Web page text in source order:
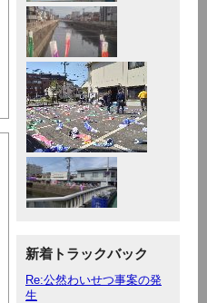
新着トラックバック
Re:公然わいせつ事案の発
生